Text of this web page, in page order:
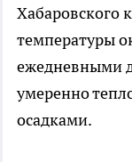
Хабаровского
температуры
ежедневными
умеренно
осадками.